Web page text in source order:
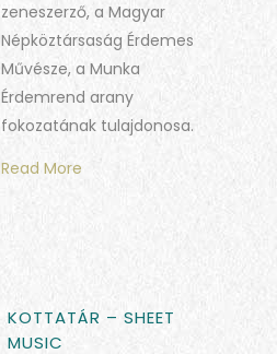
zeneszerző, a Magyar
Népköztársaság Érdemes
Művésze, a Munka
Érdemrend arany
fokozatának tulajdonosa.
Read More
KOTTATÁR – SHEET
MUSIC